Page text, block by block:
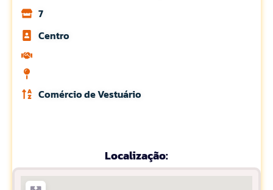
7
Centro
Comércio de Vestuário
Localização: